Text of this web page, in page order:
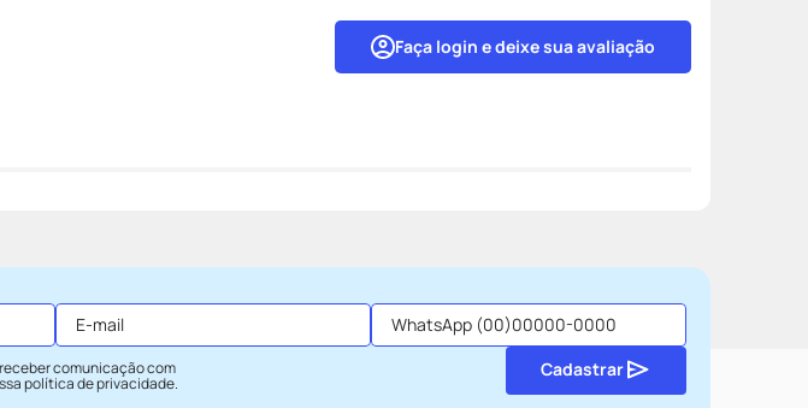
Faça login e deixe sua avaliação
comunicação com
política de privacidade.
Cadastrar